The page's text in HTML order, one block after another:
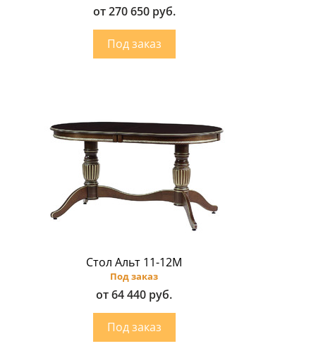
от 270 650 руб.
Стол Альт 11-12M
Под заказ
от 64 440 руб.